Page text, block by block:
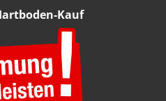
Kauf